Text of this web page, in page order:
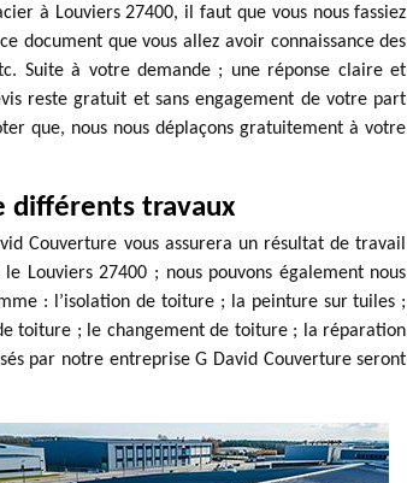
à Louviers 27400, il faut que vous nous fassiez
document que vous allez avoir connaissance des
Suite à votre demande ; une réponse claire et
reste gratuit et sans engagement de votre part
que, nous nous déplaçons gratuitement à votre
différents travaux
Couverture vous assurera un résultat de travail
Louviers 27400 ; nous pouvons également nous
: l’isolation de toiture ; la peinture sur tuiles ;
toiture ; le changement de toiture ; la réparation
par notre entreprise G David Couverture seront